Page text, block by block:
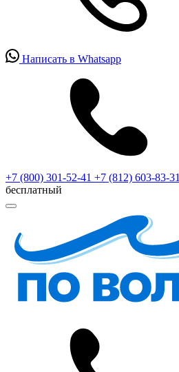
Написать в Whatsapp
+7 (800) 301-52-41 +7 (812) 603-83-31
бесплатный